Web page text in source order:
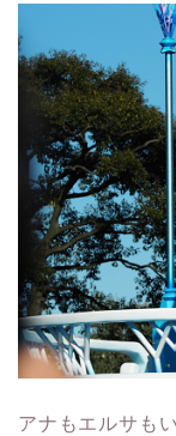
アナもエルサも